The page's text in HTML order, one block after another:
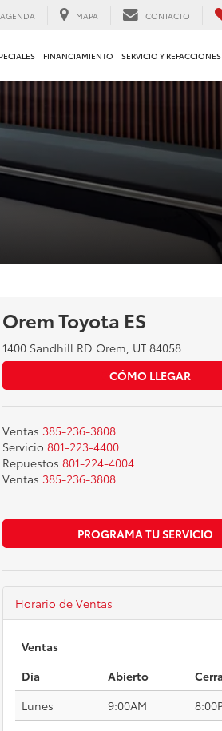
AGENDA MAPA CONTACTO
FINANCIAMIENTO SERVICIO Y REFACCIONES
Orem Toyota ES
1400 Sandhill RD Orem, UT 84058
CÓMO LLEGAR
Ventas 385-236-3808
Servicio 801-223-4400
Repuestos 801-224-4004
Ventas 385-236-3808
PROGRAMA TU SERVICIO
Horario de Ventas
Ventas
Día
Abierto
Lunes
9:00AM